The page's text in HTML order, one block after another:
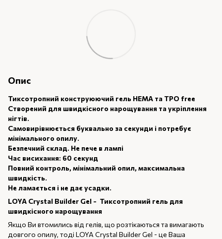
Опис
Тиксотропний конструюючий гель НЕМА та ТРО free
Створений для швидкісного нарощування та укріплення
нігтів.
Самовирівнюється буквально за секунди і потребує
мінімального опилу.
Безпечний склад. Не пече в лампі
Час висихання: 60 секунд
Повний контроль, мінімальний опил, максимальна
швидкість.
Не ламається і не дає усадки.
LOYA Crystal Builder Gel - Тиксотропний гель для
швидкісного нарощування
Якщо Ви втомились від гелів, що розтікаються та вимагають
довгого опилу, тоді LOYA Crystal Builder Gel - це Ваша